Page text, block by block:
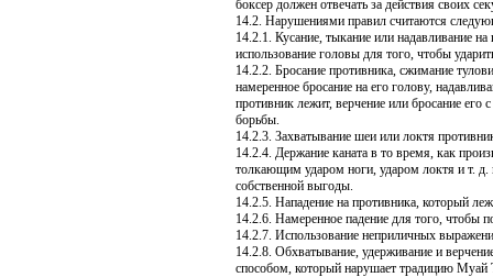
боксер должен отвечать за действия своих
14.2. Нарушениями правил считаются
14.2.1. Кусание, тыкание или надавливание на
использование головы для того, чтобы
14.2.2. Бросание противника, сжимание
намеренное бросание на его голову,
противник лежит, верчение или бросание
борьбы.
14.2.3. Захватывание шеи или локтя
14.2.4. Держание каната в то время, как
толкающим ударом ноги, ударом локтя и т. д.
собственной выгоды.
14.2.5. Нападение на противника, который
14.2.6. Намеренное падение для того, чтобы
14.2.7. Использование неприличных
14.2.8. Обхватывание, удерживание и
способом, который нарушает традицию Муай